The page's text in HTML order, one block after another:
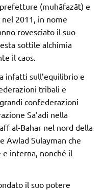
(muhāfazāt) e
2011, in nome
rovesciato il suo
sottile alchimia
il caos.
infatti sull’equilibrio e
tribali e
confederazioni
Sa’adi nella
al-Bahar nel nord della
Awlad Sulayman che
e interna, nonché il
il suo potere